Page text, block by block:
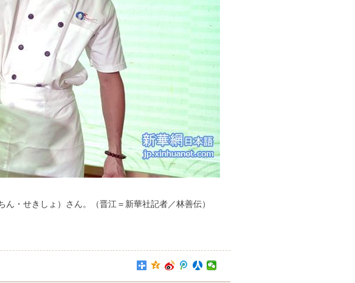
・せきしょ）さん。（晋江＝新華社記者／林善伝）